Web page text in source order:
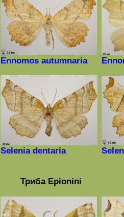
Ennomos autumnaria
Selenia dentaria
ТрибаEpionini